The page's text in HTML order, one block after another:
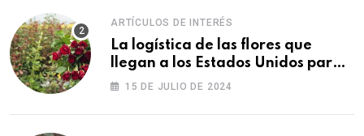
ARTÍCULOS DE INTERÉS
La logística de las flores que
llegan a los Estados Unidos para
las fiestas
15 DE JULIO DE 2024